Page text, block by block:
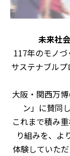
未来社
117年のモノ
サステナブル
大阪・関西万
ン」に賛同
これまで積み
り組みを、よ
体験していた